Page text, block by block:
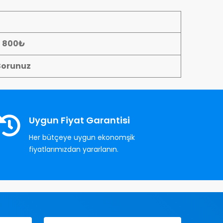
800₺
Uygun Fiyat Garantisi
Her bütçeye uygun ekonomşik
fiyatlarımızdan yararlanın.